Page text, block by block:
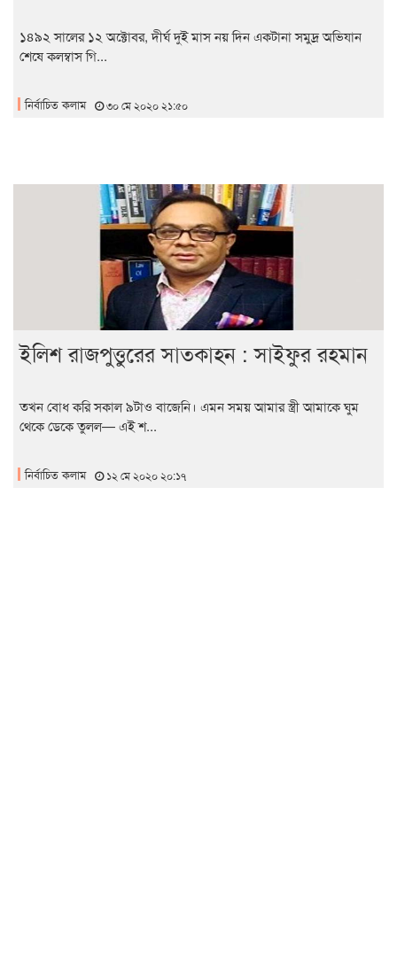
১৪৯২ সালের ১২ অক্টোবর, দীর্ঘ দুই মাস নয় দিন একটানা সমুদ্র অভিযান
শেষে কলম্বাস গি...
নির্বাচিত কলাম ৩০ মে ২০২০ ২১:৫০
ইলিশ রাজপুত্তুরের সাতকাহন : সাইফুর রহমান
তখন বোধ করি সকাল ৯টাও বাজেনি। এমন সময় আমার স্ত্রী আমাকে ঘুম
থেকে ডেকে তুলল— এই শ...
নির্বাচিত কলাম ১২ মে ২০২০ ২০:১৭